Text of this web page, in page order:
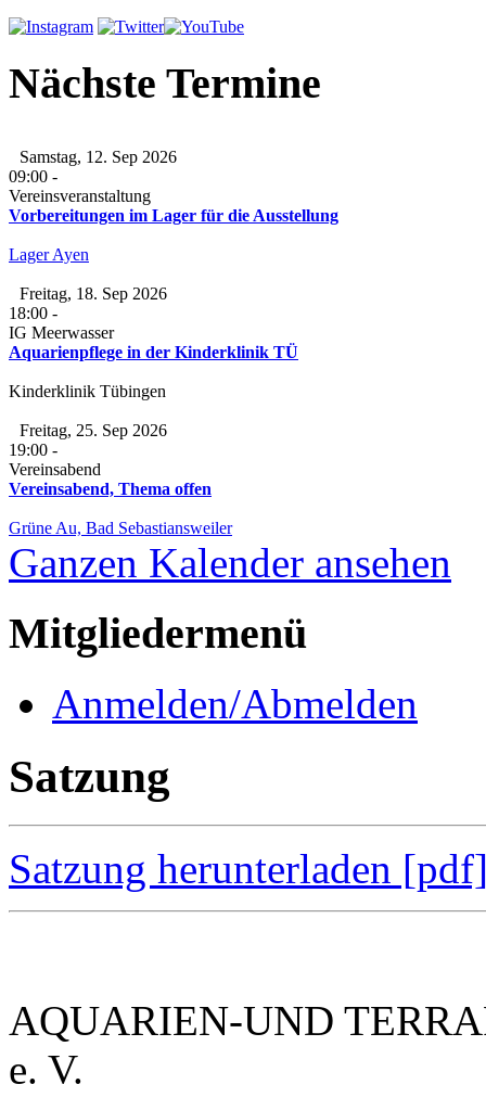
Nächste Termine
Samstag, 12. Sep 2026
09:00 -
Vereinsveranstaltung
Vorbereitungen im Lager für die Ausstellung
Lager Ayen
Freitag, 18. Sep 2026
18:00 -
IG Meerwasser
Aquarienpflege in der Kinderklinik TÜ
Kinderklinik Tübingen
Freitag, 25. Sep 2026
19:00 -
Vereinsabend
Vereinsabend, Thema offen
Grüne Au, Bad Sebastiansweiler
Ganzen Kalender ansehen
Mitgliedermenü
Anmelden/Abmelden
Satzung
Satzung herunterladen
AQUARIEN-UND
e. V.